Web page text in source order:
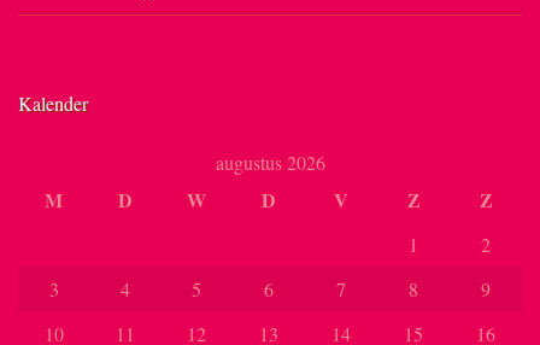
Kalender
augustus 2026
M D W D V Z Z
1
2
3
4 5 6 7 8
9
10
11 12 13 14 15 16